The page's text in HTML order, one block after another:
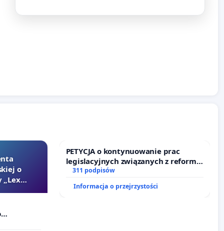
o
„Lex
PETYCJA o kontynuowanie prac
legislacyjnych związanych z reformą
prawa rodzinnego
311 podpisów
Informacja o przejrzystości